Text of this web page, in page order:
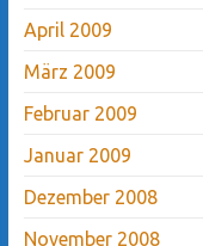
April 2009
März 2009
Februar 2009
Januar 2009
Dezember 2008
November 2008